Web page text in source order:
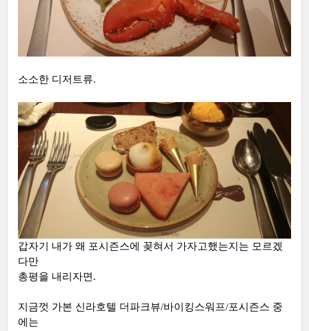
소소한 디저트류.
갑자기 내가 왜 포시즌스에 꽂혀서 가자고했는지는 모르겠
다만
총평을 내리자면.
지금껏 가본 신라호텔 더파크뷰/바이킹스워프/포시즌스 중
에는